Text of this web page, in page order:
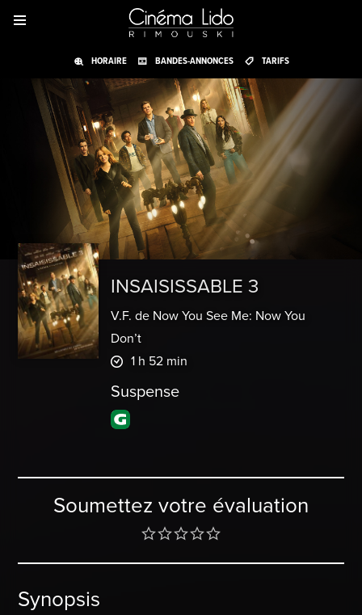
HORAIRE BANDES-ANNONCES TARIFS
INSAISISSABLE 3
V.F. de Now You See Me: Now You
Don’t
1 h 52 min
Suspense
Soumettez votre évaluation
Synopsis